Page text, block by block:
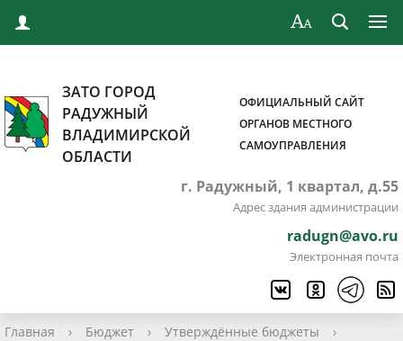
ЗАТО ГОРОД
РАДУЖНЫЙ
ВЛАДИМИРСКОЙ
ОБЛАСТИ
ОФИЦИАЛЬНЫЙ САЙТ
ОРГАНОВ МЕСТНОГО
САМОУПРАВЛЕНИЯ
г. Радужный, 1 квартал, д.55
Адрес здания администрации
radugn@avo.ru
Электронная почта
Главная › Бюджет › Утверждённые бюджеты
›